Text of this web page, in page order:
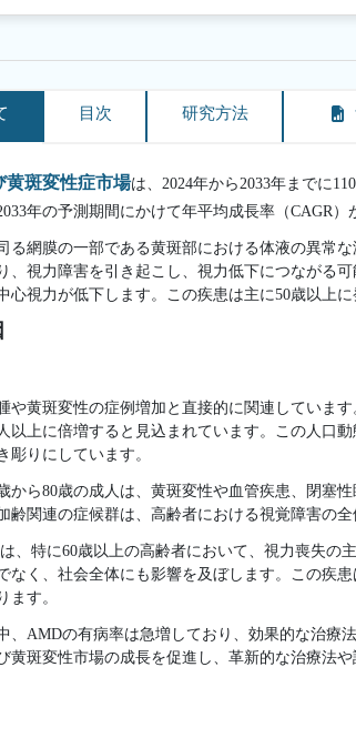
目次 研究方法
黄斑変性症市場は、2024年から2033年までに
年の予測期間にかけて年平均成長率（CAGR）
る網膜の一部である黄斑部における体液の異常
、視力障害を引き起こし、視力低下につながる
心視力が低下します。この疾患は主に50歳以上
や黄斑変性の症例増加と直接的に関連していま
以上に倍増すると見込まれています。この人口
彫りにしています。
から80歳の成人は、黄斑変性や血管疾患、閉塞
齢関連の症候群は、高齢者における視覚障害の全
、特に60歳以上の高齢者において、視力喪失の
なく、社会全体にも影響を及ぼします。この疾
ます。
、AMDの有病率は急増しており、効果的な治療
黄斑変性市場の成長を促進し、革新的な治療法